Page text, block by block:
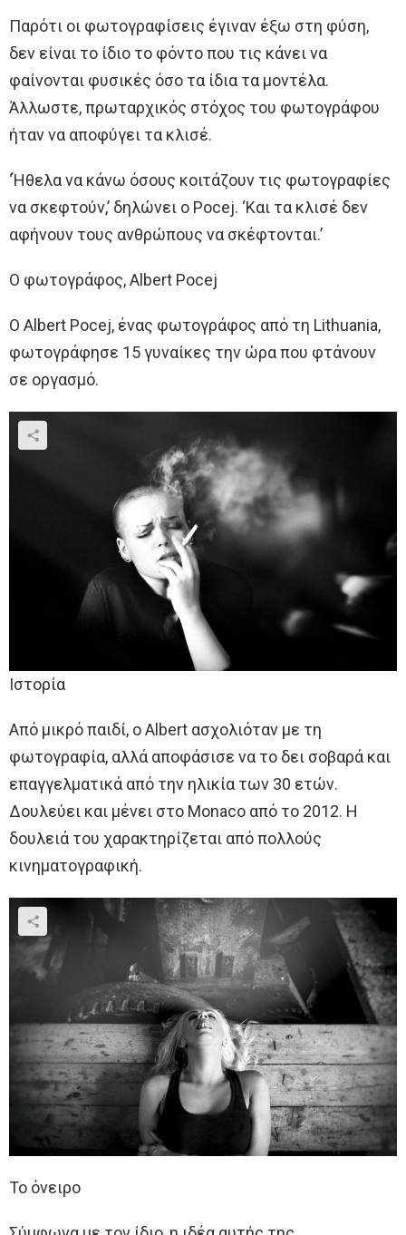
Παρότι οι φωτογραφίσεις έγιναν έξω στη φύση,
δεν είναι το ίδιο το φόντο που τις κάνει να
φαίνονται φυσικές όσο τα ίδια τα μοντέλα.
Άλλωστε, πρωταρχικός στόχος του φωτογράφου
ήταν να αποφύγει τα κλισέ.
‘Ήθελα να κάνω όσους κοιτάζουν τις φωτογραφίες
να σκεφτούν,’ δηλώνει ο Pocej. ‘Και τα κλισέ δεν
αφήνουν τους ανθρώπους να σκέφτονται.’
Ο φωτογράφος, Albert Pocej
Ο Albert Pocej, ένας φωτογράφος από τη Lithuania,
φωτογράφησε 15 γυναίκες την ώρα που φτάνουν
σε οργασμό.
Ιστορία
Από μικρό παιδί, ο Albert ασχολιόταν με τη
φωτογραφία, αλλά αποφάσισε να το δει σοβαρά και
επαγγελματικά από την ηλικία των 30 ετών.
Δουλεύει και μένει στο Monaco από το 2012. Η
δουλειά του χαρακτηρίζεται από πολλούς
κινηματογραφική.
Το όνειρο